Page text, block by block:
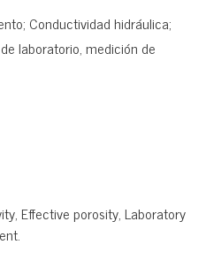
Effective porosity Laboratory
Conductividad hidráulica;
laboratorio, medición de